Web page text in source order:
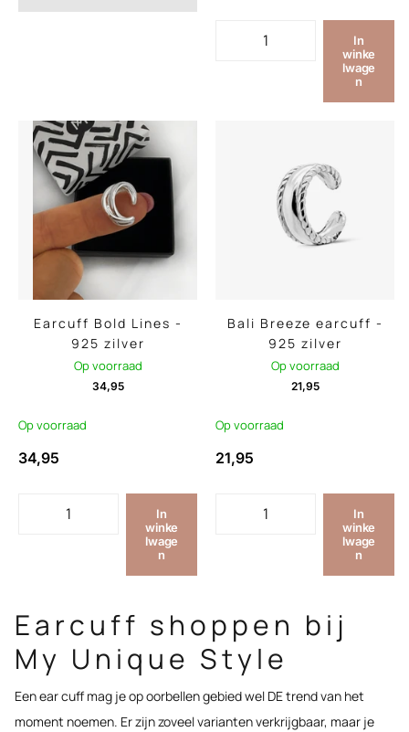
In
winke
lwage
n
Earcuff Bold Lines -
925 zilver
Op voorraad
34,95
Op voorraad
34,95
In
winke
lwage
n
Bali Breeze earcuff -
925 zilver
Op voorraad
21,95
Op voorraad
21,95
In
winke
lwage
n
Earcuff shoppen bij
My Unique Style
Een ear cuff mag je op oorbellen gebied wel DE trend van het
moment noemen. Er zijn zoveel varianten verkrijgbaar, maar je